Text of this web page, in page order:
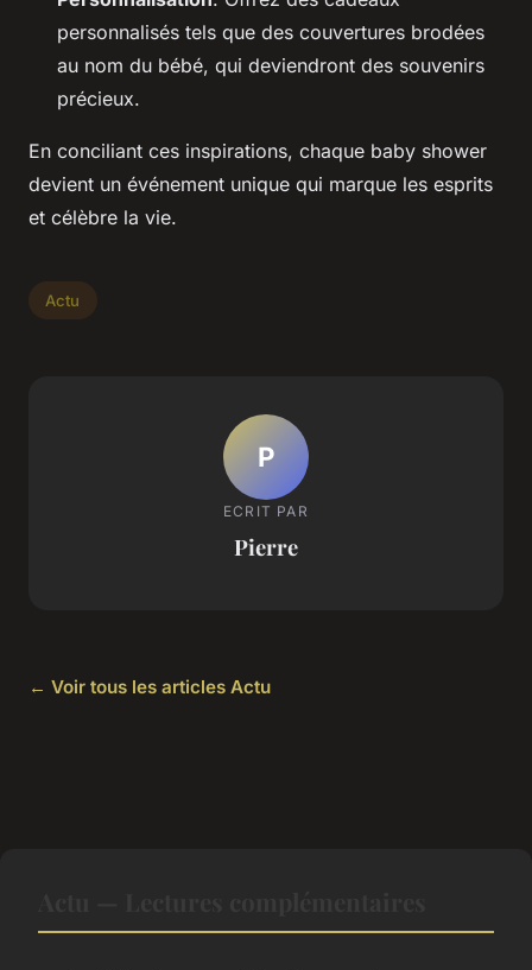
personnalisés tels que des couvertures brodées
au nom du bébé, qui deviendront des souvenirs
précieux.
En conciliant ces inspirations, chaque baby shower
devient un événement unique qui marque les esprits
et célèbre la vie.
Actu
P
ECRIT PAR
Pierre
← Voir tous les articles Actu